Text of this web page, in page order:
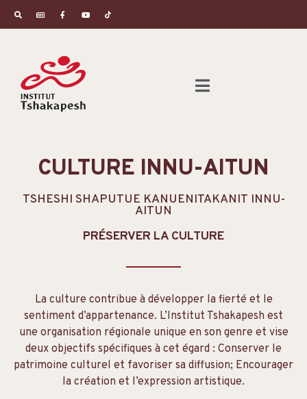
CULTURE INNU-AITUN
TSHESHI SHAPUTUE KANUENITAKANIT INNU-
AITUN
PRÉSERVER LA CULTURE
La culture contribue à développer la fierté et le
sentiment d’appartenance. L’Institut Tshakapesh est
une organisation régionale unique en son genre et vise
deux objectifs spécifiques à cet égard : Conserver le
patrimoine culturel et favoriser sa diffusion; Encourager
la création et l’expression artistique.